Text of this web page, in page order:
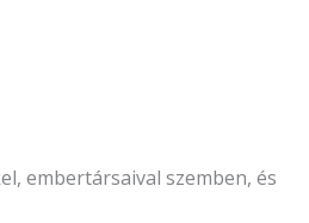
embertársaival szemben, és